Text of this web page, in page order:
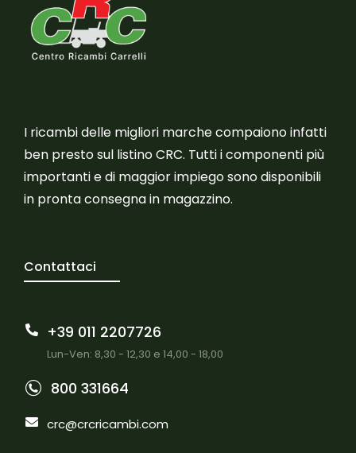
I ricambi delle migliori marche compaiono infatti
ben presto sul listino CRC. Tutti i componenti più
importanti e di maggior impiego sono disponibili
in pronta consegna in magazzino.
Contattaci
+39 011 2207726
Lun-Ven: 8,30 - 12,30 e 14,00 - 18,00
800 331664
crc@crcricambi.com